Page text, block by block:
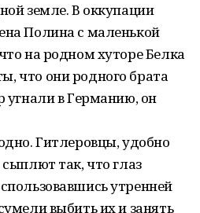
земле. В оккупации
Полина с маленькой
на родном хуторе Белка
что они родного брата
угнали в Германию, он
Гитлеровцы, удобно
так, что глаз
утренней
выбить их и занять